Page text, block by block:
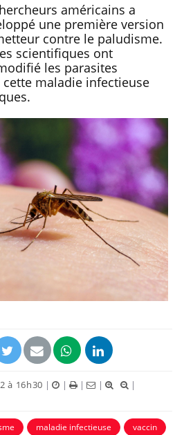
américains a
une première version
contre le paludisme.
scientifiques ont
les parasites
maladie infectieuse
à 16h30 | | | |
|
maladie infectieuse vaccin